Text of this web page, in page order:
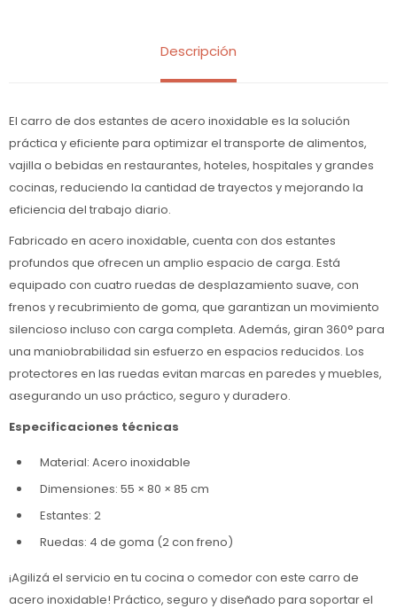
Descripción
El carro de dos estantes de acero inoxidable es la solución
práctica y eficiente para optimizar el transporte de alimentos,
vajilla o bebidas en restaurantes, hoteles, hospitales y grandes
cocinas, reduciendo la cantidad de trayectos y mejorando la
eficiencia del trabajo diario.
Fabricado en acero inoxidable, cuenta con dos estantes
profundos que ofrecen un amplio espacio de carga. Está
equipado con cuatro ruedas de desplazamiento suave, con
frenos y recubrimiento de goma, que garantizan un movimiento
silencioso incluso con carga completa. Además, giran 360° para
una maniobrabilidad sin esfuerzo en espacios reducidos. Los
protectores en las ruedas evitan marcas en paredes y muebles,
asegurando un uso práctico, seguro y duradero.
Especificaciones técnicas
Material: Acero inoxidable
Dimensiones: 55 × 80 × 85 cm
Estantes: 2
Ruedas: 4 de goma (2 con freno)
¡Agilizá el servicio en tu cocina o comedor con este carro de
acero inoxidable! Práctico, seguro y diseñado para soportar el